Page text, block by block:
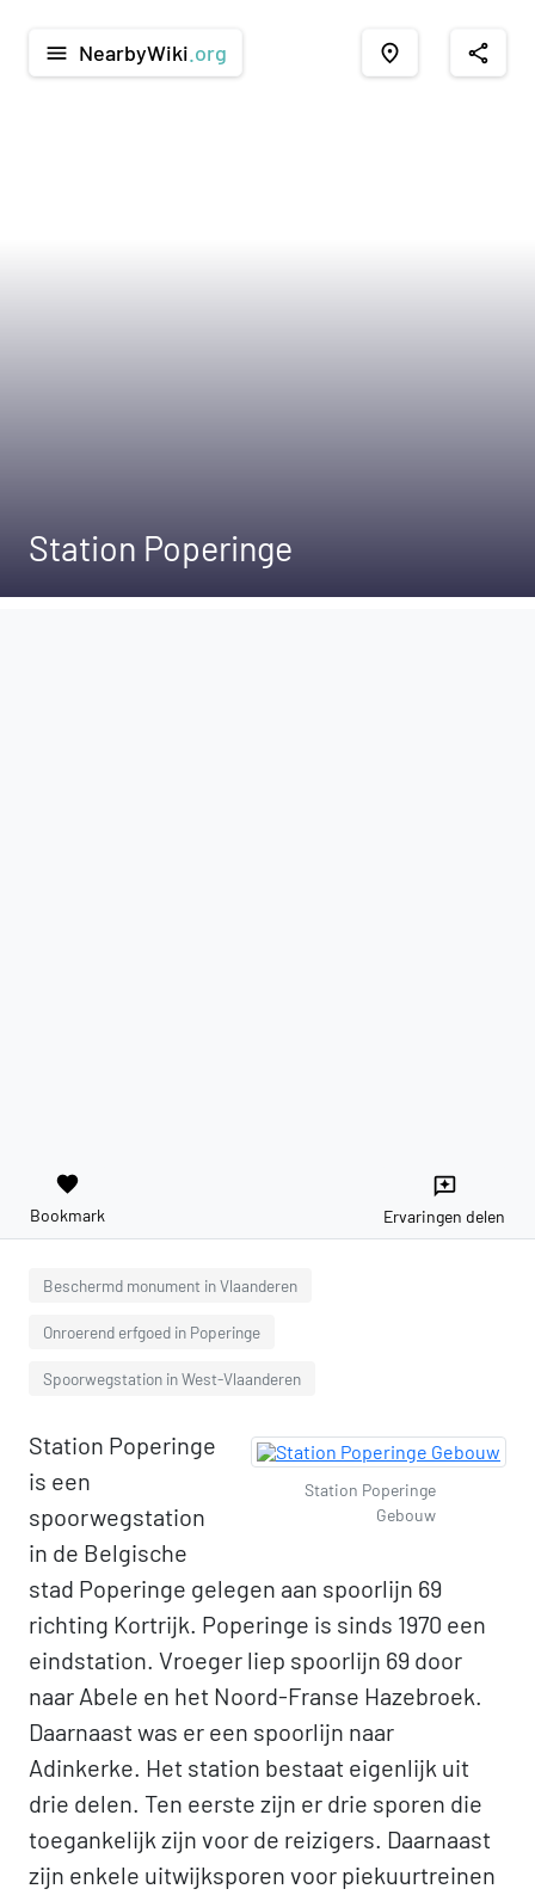
menu NearbyWiki .org place share
Station Poperinge
favorite
Bookmark
reviews
Ervaringen delen
Beschermd monument in Vlaanderen
Onroerend erfgoed in Poperinge
Spoorwegstation in West-Vlaanderen
Station Poperinge
Gebouw
Station Poperinge
is een
spoorwegstation
in de Belgische
stad Poperinge gelegen aan spoorlijn 69
richting Kortrijk. Poperinge is sinds 1970 een
eindstation. Vroeger liep spoorlijn 69 door
naar Abele en het Noord-Franse Hazebroek.
Daarnaast was er een spoorlijn naar
Adinkerke. Het station bestaat eigenlijk uit
drie delen. Ten eerste zijn er drie sporen die
toegankelijk zijn voor de reizigers. Daarnaast
zijn enkele uitwijksporen voor piekuurtreinen